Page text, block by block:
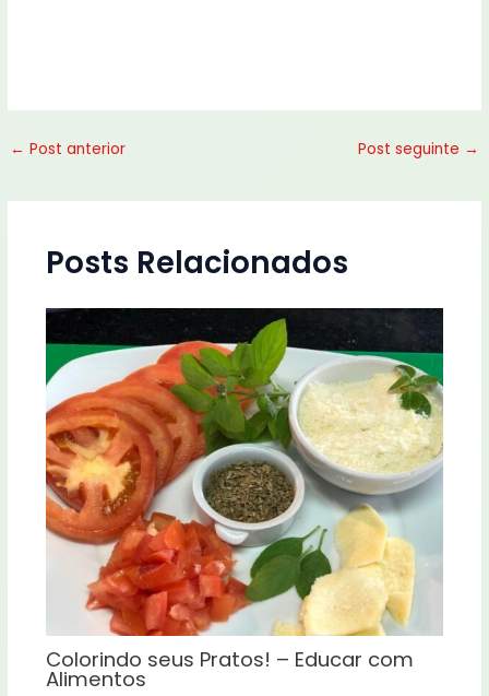
← Post anterior Post seguinte →
Posts Relacionados
Colorindo seus Pratos! – Educar com
Alimentos